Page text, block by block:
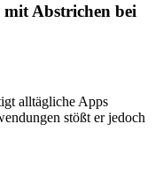
Abstrichen bei
alltägliche Apps
stößt er jedoch